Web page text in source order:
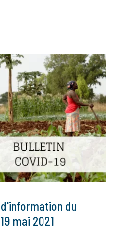
d'information du
mai 2021